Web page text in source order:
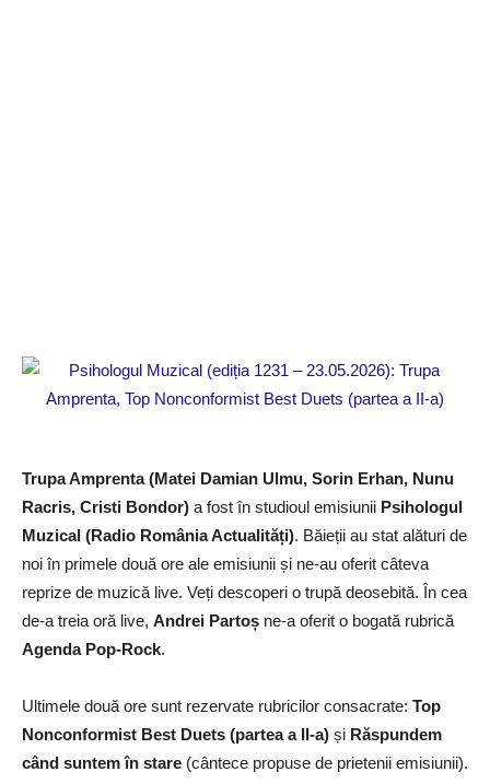
Trupa Amprenta (Matei Damian Ulmu, Sorin Erhan, Nunu
Racris, Cristi Bondor) a fost în studioul emisiunii Psihologul
Muzical (Radio România Actualități). Băieții au stat alături de
noi în primele două ore ale emisiunii și ne-au oferit câteva
reprize de muzică live. Veți descoperi o trupă deosebită. În cea
de-a treia oră live, Andrei Partoș ne-a oferit o bogată rubrică
Agenda Pop-Rock.
Ultimele două ore sunt rezervate rubricilor consacrate: Top
Nonconformist Best Duets (partea a II-a) și Răspundem
când suntem în stare (cântece propuse de prietenii emisiunii).